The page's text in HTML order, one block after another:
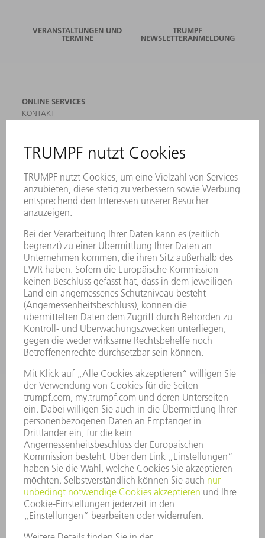
VERANSTALTUNGEN UND
TERMINE
TRUMPF
NEWSLETTERANMELDUNG
ONLINE SERVICES
KONTAKT
VERANSTALTUNGEN UND TERMINE
NEWSLETTER-ANMELDUNG
MYTRUMPF
SICHERHEITSDATENBLÄTTER
PRODUKTE
MASCHINEN & SYSTEME
LEISTUNGSELEKTRONIK
ELEKTROWERKZEUGE
SMART FACTORY
SOFTWARE
SERVICES
ANWENDUNGEN
BRANCHEN
UNTERNEHMEN
KARRIERE
STELLENANGEBOTE
UNTERNEHMENSPROFIL
GESCHÄFTSBERICHT
UNTERNEHMENSGRUNDSÄTZE
COMPLIANCE
HINWEISGEBERSYSTEM
SECURITY
PRESSEMITTEILUNGEN
MAGAZINE
LIEFERANTEN
NACHHALTIGKEIT
UMWELT & KLIMA
SOZIALES & GESELLSCHAFT
UNTERNEHMENSFÜHRUNG